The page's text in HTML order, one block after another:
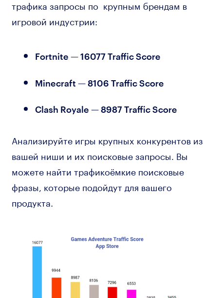
трафика запросы по крупным брендам в
игровой индустрии:
Fortnite — 16077 Traffic Score
Minecraft — 8106 Traffic Score
Clash Royale — 8987 Traffic Score
Анализируйте игры крупных конкурентов из
вашей ниши и их поисковые запросы. Вы
можете найти трафикоёмкие поисковые
фразы, которые подойдут для вашего
продукта.